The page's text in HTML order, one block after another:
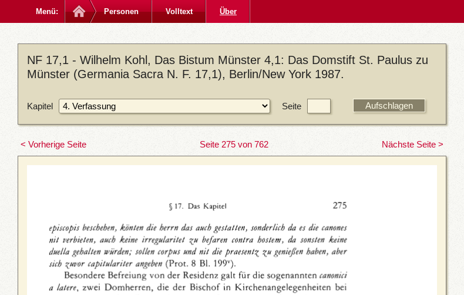
Menü: Personen Volltext Über
NF 17,1 - Wilhelm Kohl, Das Bistum Münster 4,1: Das Domstift St. Paulus zu
Münster (Germania Sacra N. F. 17,1), Berlin/New York 1987.
Kapitel Seite
< Vorherige Seite Seite 275 von 762 Nächste Seite >